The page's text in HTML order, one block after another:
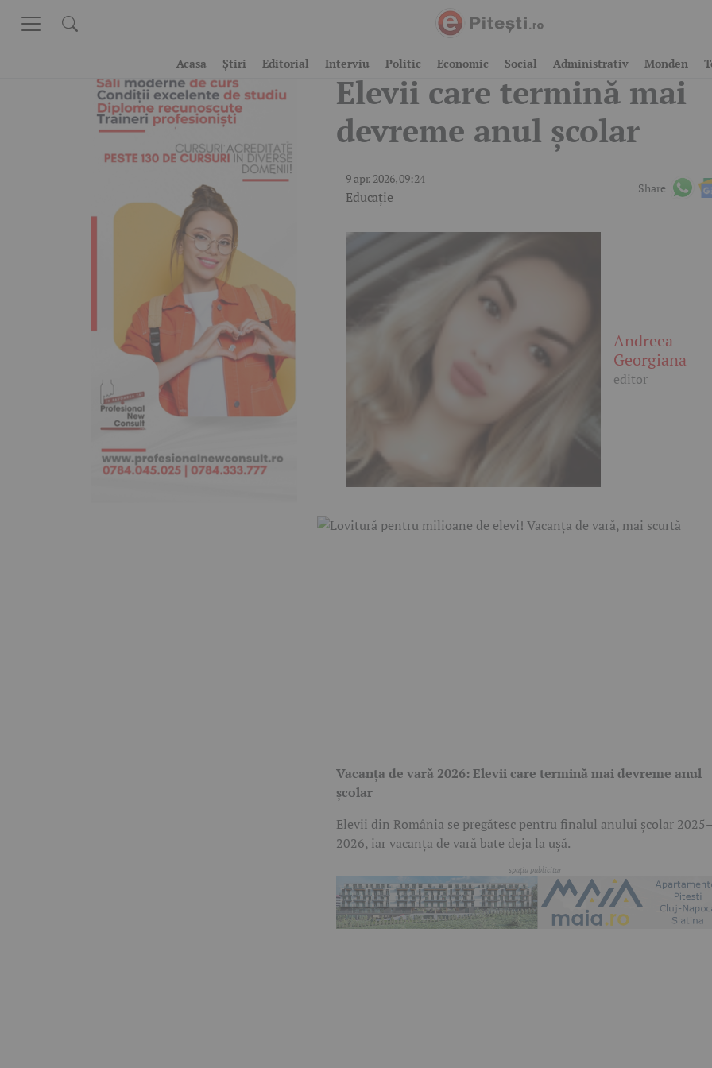
Acasa Știri Editorial Interviu Politic Economic Social Administrativ Monden
Vacanța de vară 2026:
Elevii care termină mai
devreme anul școlar
9 apr. 2026, 09:24
Educație
Share
Andreea
Georgiana
editor
Vacanța de vară 2026: Elevii care termină mai devreme anul
școlar
Elevii din România se pregătesc pentru finalul anului școlar
2026, iar vacanța de vară bate deja la ușă.